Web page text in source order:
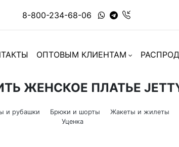
8-800-234-68-06
ОПТОВЫМ КЛИЕНТАМ
ЖЕНСКОЕ ПЛАТЬЕ
и рубашки Брюки и шорты Жакеты и жилеты
Уценка